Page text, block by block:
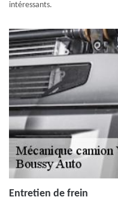
intéressants.
Entretien de frein